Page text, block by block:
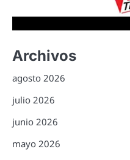
Archivos
agosto 2026
julio 2026
junio 2026
mayo 2026